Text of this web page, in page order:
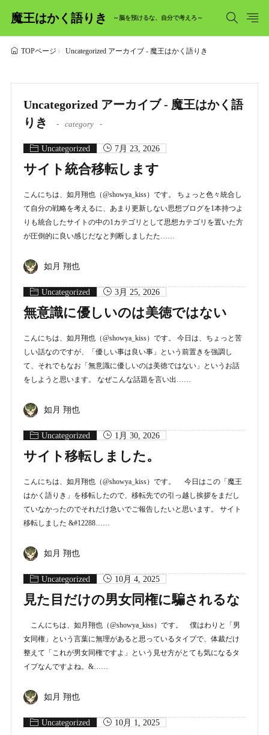
魔王はかく語りき ～脳を預けるな、自分で考えろ～
TOPページ Uncategorized アーカイブ - 魔王はかく語りき
Uncategorized アーカイブ - 魔王はかく語
りき
category
Uncategorized 7月 23, 2026
サイト統合移転します
こんにちは、如月翔也（@showya_kiss）です。 ちょっと色々統合し
て自分の戦略を考えるに、あまり更新しない思想ブログを1本持つよ
りも統合したサイトの中の1カテゴリとして思想カテゴリを置いた方
が圧倒的に良い感じだなと判断しましたた……
如月 翔也
Uncategorized 3月 25, 2026
無意識に優しいのは美徳ではない
こんにちは、如月翔也（@showya_kiss）です。 今日は、ちょっと苦
しい話なのですが、「優しい事は良い事」という前置きを強調し
て、それでもなお「無意識に優しいのは美徳ではない」というお話
をしようと思います。 なぜこんな話題を言い出……
如月 翔也
Uncategorized 1月 30, 2026
サイト移転しました。
こんにちは、如月翔也（@showya_kiss）です。 今日はこの「魔王
はかく語りき」を移転したので、移転先での引っ越し挨拶をまだし
ていなかったのでそれだけ急いでご報告したいと思います。 サイト
移転しました &#12288……
如月 翔也
Uncategorized 10月 4, 2025
見た目だけの男女同権に騙されるな
こんにちは、如月翔也（@showya_kiss）です。 僕はわりと「男
女同権」という言葉に無理があると思っているタイプで、体裁だけ
整えて「これが男女同権ですよ」という見せ方がとても気になるタ
イプなんですよね。&……
如月 翔也
Uncategorized 10月 1, 2025